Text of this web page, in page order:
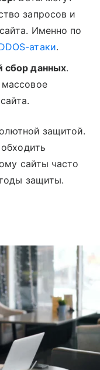
запросов и
Именно по
атаки.
сбор данных.
защитой.
сайты часто
защиты.